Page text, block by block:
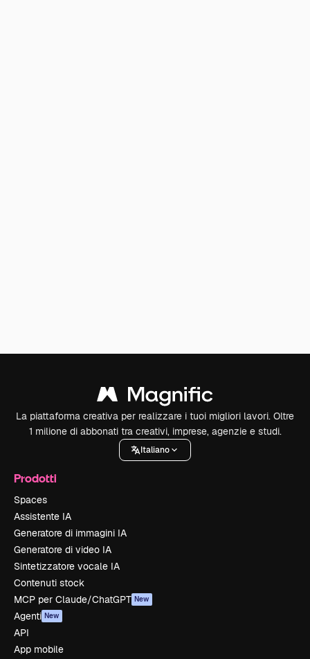
La piattaforma creativa per realizzare i tuoi migliori lavori. Oltre
1 milione di abbonati tra creativi, imprese, agenzie e studi.
Italiano
Prodotti
Spaces
Assistente IA
Generatore di immagini IA
Generatore di video IA
Sintetizzatore vocale IA
Contenuti stock
MCP per Claude/ChatGPT New
Agenti New
API
App mobile